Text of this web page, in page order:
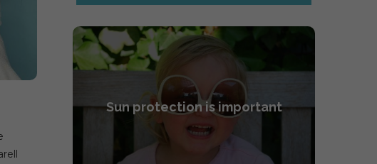
Sun protection is important